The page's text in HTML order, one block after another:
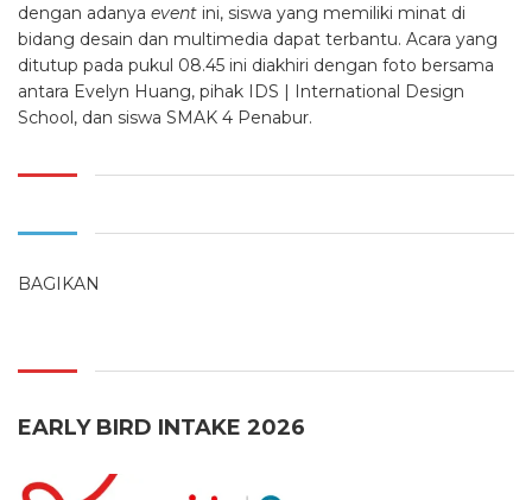
dengan adanya event ini, siswa yang memiliki minat di
bidang desain dan multimedia dapat terbantu. Acara yang
ditutup pada pukul 08.45 ini diakhiri dengan foto bersama
antara Evelyn Huang, pihak IDS | International Design
School, dan siswa SMAK 4 Penabur.
BAGIKAN
EARLY BIRD INTAKE 2026